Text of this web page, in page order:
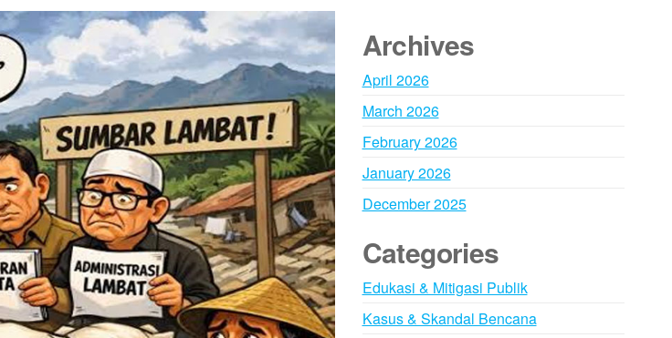
Archives
April 2026
March 2026
February 2026
January 2026
December 2025
Categories
Edukasi & Mitigasi Publik
Kasus & Skandal Bencana